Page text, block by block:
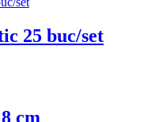
25 buc/set
cm